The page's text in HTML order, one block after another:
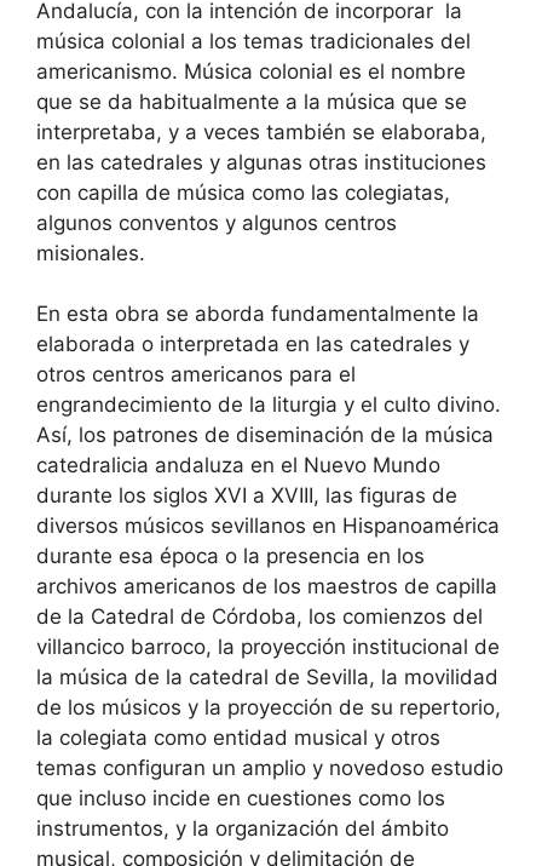
Andalucía, con la intención de incorporar la
música colonial a los temas tradicionales del
americanismo. Música colonial es el nombre
que se da habitualmente a la música que se
interpretaba, y a veces también se elaboraba,
en las catedrales y algunas otras instituciones
con capilla de música como las colegiatas,
algunos conventos y algunos centros
misionales.
En esta obra se aborda fundamentalmente la
elaborada o interpretada en las catedrales y
otros centros americanos para el
engrandecimiento de la liturgia y el culto divino.
Así, los patrones de diseminación de la música
catedralicia andaluza en el Nuevo Mundo
durante los siglos XVI a XVIII, las figuras de
diversos músicos sevillanos en Hispanoamérica
durante esa época o la presencia en los
archivos americanos de los maestros de capilla
de la Catedral de Córdoba, los comienzos del
villancico barroco, la proyección institucional de
la música de la catedral de Sevilla, la movilidad
de los músicos y la proyección de su repertorio,
la colegiata como entidad musical y otros
temas configuran un amplio y novedoso estudio
que incluso incide en cuestiones como los
instrumentos, y la organización del ámbito
musical, composición y delimitación de